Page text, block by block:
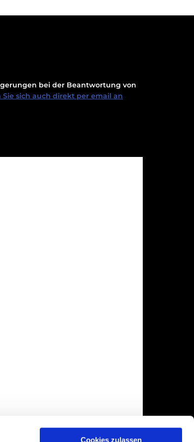
Cookies zulassen
bei der Beantwortung von
Sie sich auch direkt per email an